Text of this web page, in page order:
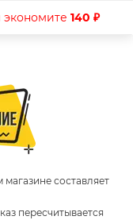
140 ₽
составляет
пересчитывается